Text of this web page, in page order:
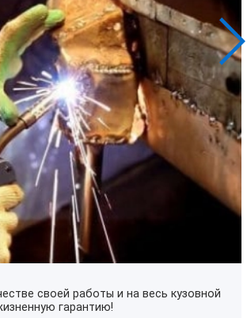
своей работы и на весь кузовной
гарантию!